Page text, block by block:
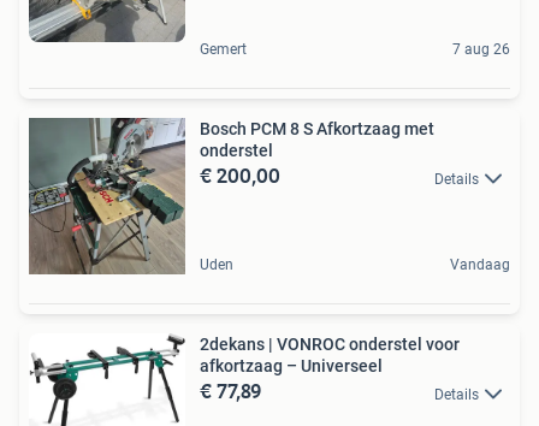
Gemert 7 aug 26
Bosch PCM 8 S Afkortzaag met
onderstel
€ 200,00 Details
Uden Vandaag
2dekans | VONROC onderstel voor
afkortzaag – Universeel
€ 77,89 Details